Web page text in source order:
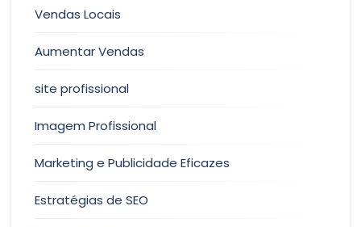
Vendas Locais
Aumentar Vendas
site profissional
Imagem Profissional
Marketing e Publicidade Eficazes
Estratégias de SEO